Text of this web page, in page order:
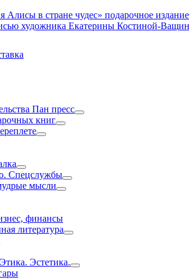
Пан пресс
книг
Спецслужбы
мысли
финансы
литература
Эстетика.
Алисы в стране чудес» подарочное издание
художника Екатерины Костиной-